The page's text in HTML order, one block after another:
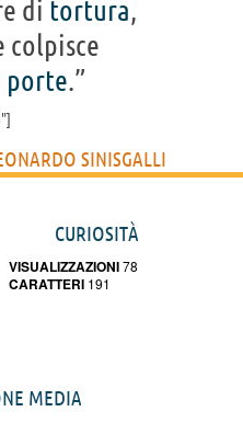
di tortura,
colpisce
porte.”
SINISGALLI
CURIOSITÀ
VISUALIZZAZIONI78
CARATTERI 191
MEDIA